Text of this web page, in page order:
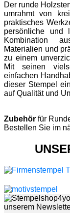
Der runde
umrahmt von
praktisches
persönliche und
Kombination
Materialien und
zu einem
Mit seinen
einfachen
dieser Stempel
auf Qualität und
Zubehör für
Bestellen Sie im